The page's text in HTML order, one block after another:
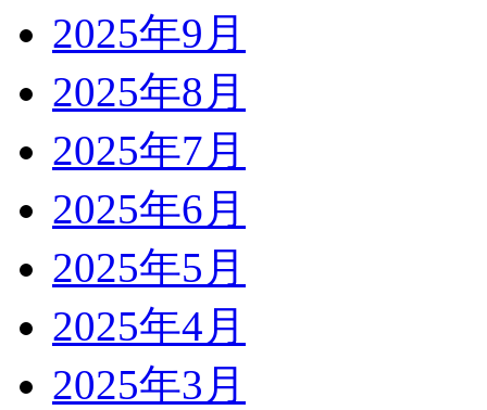
2025年9月
2025年8月
2025年7月
2025年6月
2025年5月
2025年4月
2025年3月